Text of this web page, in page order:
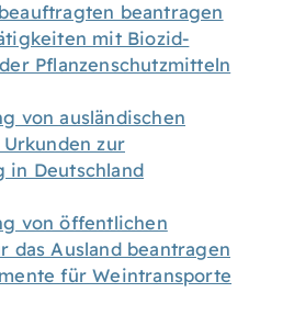
beantragen
mit Biozid-
Pflanzenschutzmitteln
von ausländischen
zur
in Deutschland
von öffentlichen
das Ausland beantragen
für Weintransporte